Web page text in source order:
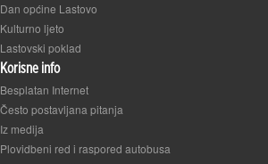
Dan općine Lastovo
Kulturno ljeto
Lastovski poklad
Korisne info
Besplatan Internet
Često postavljana pitanja
Iz medija
Plovidbeni red i raspored autobusa